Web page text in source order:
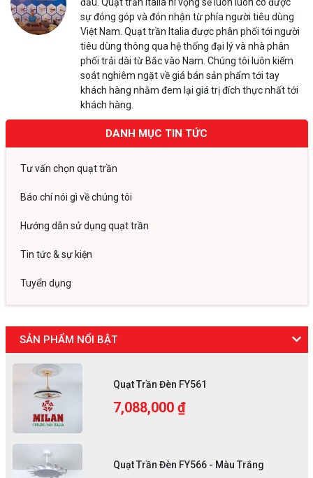
sự đóng góp và đón nhận từ phía người tiêu dùng
Việt Nam. Quạt trần Italia được phân phối tới người
tiêu dùng thông qua hệ thống đại lý và nhà phân
phối trải dài từ Bắc vào Nam. Chúng tôi luôn kiểm
soát nghiêm ngặt về giá bán sản phẩm tới tay
khách hàng nhằm đem lại giá trị đích thực nhất tới
khách hàng.
DANH MỤC TIN TỨC
Tư vấn chọn quạt trần
Báo chí nói gì về chúng tôi
Hướng dẫn sử dụng quạt trần
Tin tức & sự kiện
Tuyển dụng
SẢN PHẨM NỔI BẬT
Quạt Trần Đèn FY561
7,088,000 ₫
Quạt Trần Đèn FY566 - Màu Trắng